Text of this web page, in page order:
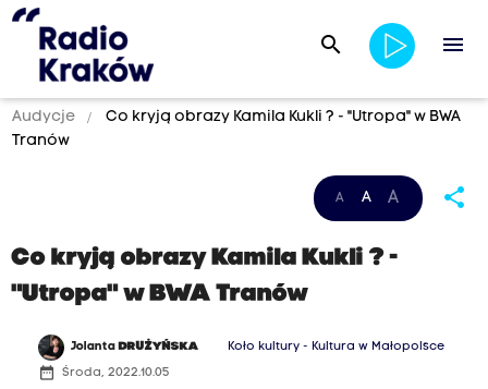
search menu
Audycje
Co kryją obrazy Kamila Kukli ? - "Utropa" w BWA
Tranów
A A A share
Co kryją obrazy Kamila Kukli ? -
"Utropa" w BWA Tranów
Jolanta DRUŻYŃSKA Koło kultury - Kultura w Małopolsce
date_range Środa, 2022.10.05